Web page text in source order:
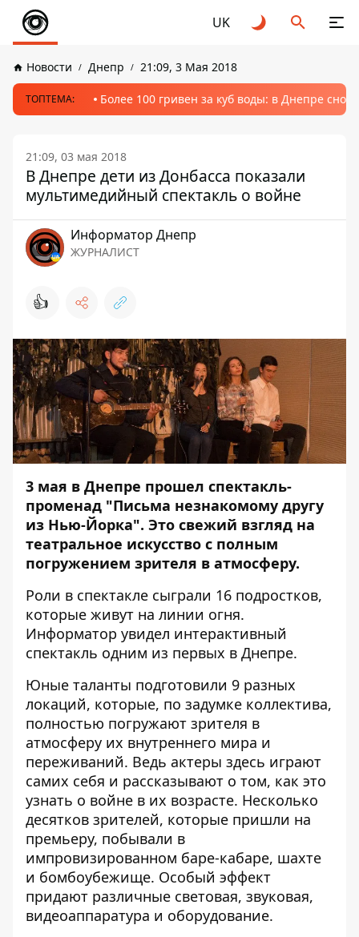
UK
Новости Днепр 21:09, 3 Мая 2018
ТОПТЕМА: Более 100 гривен за куб воды: в Днепре
21:09, 03 мая 2018
В Днепре дети из Донбасса показали
мультимедийный спектакль о войне
Информатор Днепр
ЖУРНАЛИСТ
👍
3 мая в Днепре прошел спектакль-
променад "Письма незнакомому другу
из Нью-Йорка". Это свежий взгляд на
театральное искусство с полным
погружением зрителя в атмосферу.
Роли в спектакле сыграли 16 подростков,
которые живут на линии огня.
Информатор увидел интерактивный
спектакль одним из первых в Днепре.
Юные таланты подготовили 9 разных
локаций, которые, по задумке коллектива,
полностью погружают зрителя в
атмосферу их внутреннего мира и
переживаний. Ведь актеры здесь играют
самих себя и рассказывают о том, как это
узнать о войне в их возрасте. Несколько
десятков зрителей, которые пришли на
премьеру, побывали в
импровизированном баре-кабаре, шахте
и бомбоубежище. Особый эффект
придают различные световая, звуковая,
видеоаппаратура и оборудование.